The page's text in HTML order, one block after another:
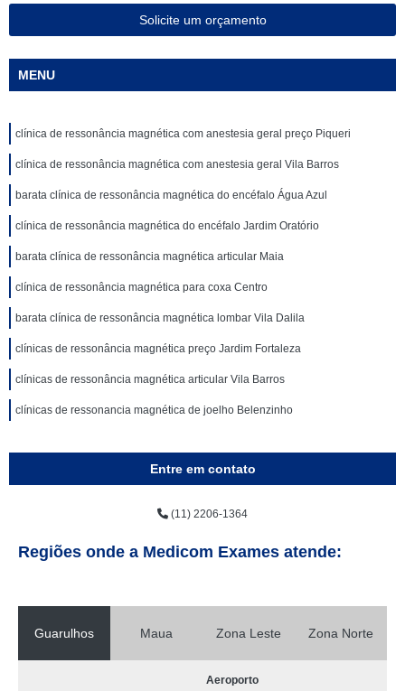
Solicite um orçamento
MENU
clínica de ressonância magnética com anestesia geral preço Piqueri
clínica de ressonância magnética com anestesia geral Vila Barros
barata clínica de ressonância magnética do encéfalo Água Azul
clínica de ressonância magnética do encéfalo Jardim Oratório
barata clínica de ressonância magnética articular Maia
clínica de ressonância magnética para coxa Centro
barata clínica de ressonância magnética lombar Vila Dalila
clínicas de ressonância magnética preço Jardim Fortaleza
clínicas de ressonância magnética articular Vila Barros
clínicas de ressonancia magnética de joelho Belenzinho
Entre em contato
(11) 2206-1364
Regiões onde a Medicom Exames atende:
Guarulhos Maua Zona Leste Zona Norte
Aeroporto